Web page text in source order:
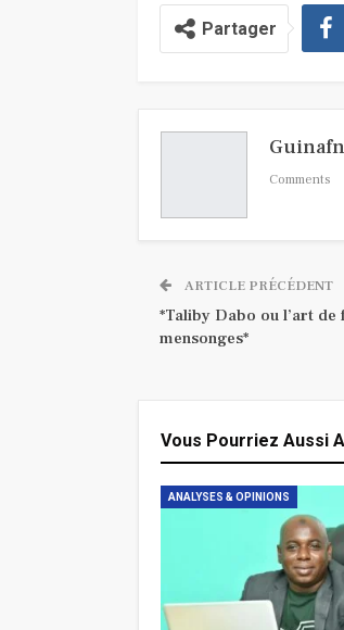
Partager
Comments
ARTICLE PRÉCÉDENT
*Taliby Dabo ou l’art
mensonges*
Vous Pourriez Aussi
ANALYSES & OPINIONS